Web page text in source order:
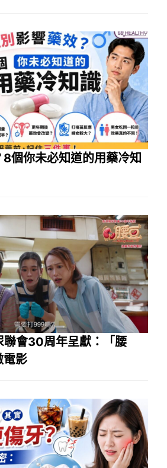
個你未必知道的用藥冷知
聯會30周年呈獻：「腰
電影